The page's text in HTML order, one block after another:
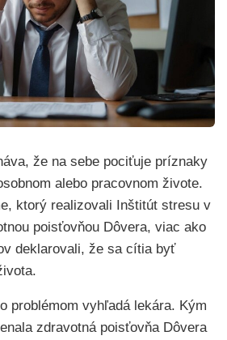
že na sebe pociťuje príznaky
alebo pracovnom živote.
ktorý realizovali Inštitút stresu v
poisťovňou Dôvera, viac ako
deklarovali, že sa cítia byť
problémom vyhľadá lekára. Kým
zdravotná poisťovňa Dôvera